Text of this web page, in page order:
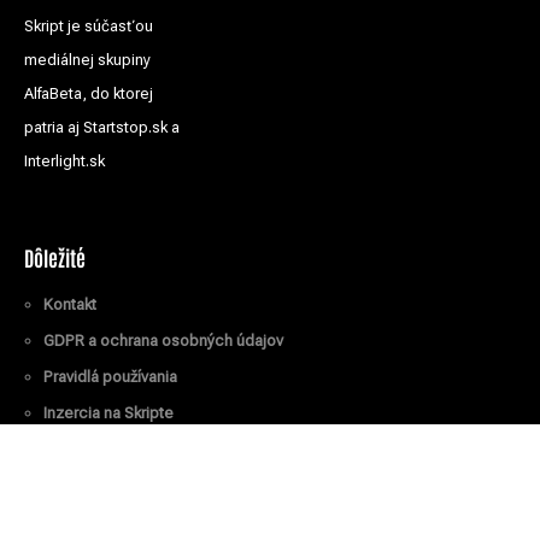
Skript je súčasťou
mediálnej skupiny
AlfaBeta, do ktorej
patria aj Startstop.sk a
Interlight.sk
Dôležité
Kontakt
GDPR a ochrana osobných údajov
Pravidlá používania
Inzercia na Skripte